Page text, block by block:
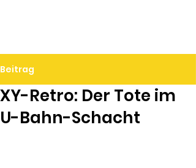
Beitrag
XY-Retro: Der Tote im
U-Bahn-Schacht